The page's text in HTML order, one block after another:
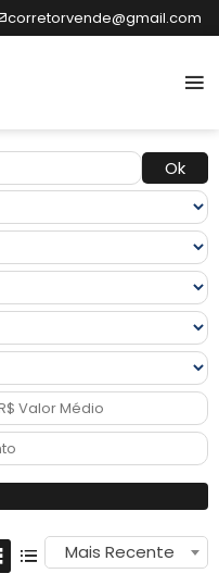
corretorvende@gmail.com
Ok
Mais Recente